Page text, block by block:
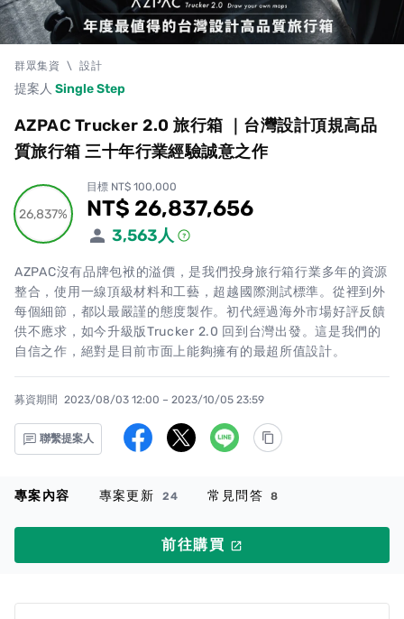
群眾集資 \ 設計
提案人 Single Step
AZPAC Trucker 2.0 旅行箱 ｜台灣設計頂規高品
質旅行箱 三十年行業經驗誠意之作
26,837%
26,837%
目標 NT$ 100,000
累計集資金額
NT$ 26,837,656
3,563人
AZPAC沒有品牌包袱的溢價，是我們投身旅行箱行業多年的資源
整合，使用一線頂級材料和工藝，超越國際測試標準。從裡到外
每個細節，都以最嚴謹的態度製作。初代經過海外市場好評反饋
供不應求，如今升級版Trucker 2.0 回到台灣出發。這是我們的
自信之作，絕對是目前市面上能夠擁有的最超所值設計。
募資期間 2023/08/03 12:00 – 2023/10/05 23:59
聯繫提案人
專案內容 專案更新 24 常見問答 8
前往購買 launch